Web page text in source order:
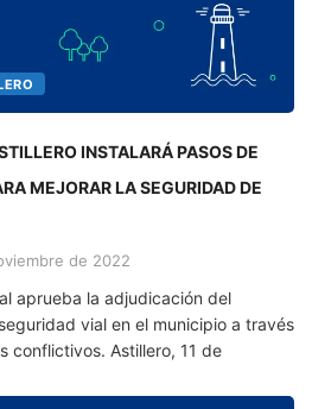
MEJORAR LA SEGURIDAD DE
de 2022
aprueba la adjudicación del
vial en el municipio a través
conflictivos. Astillero, 11 de